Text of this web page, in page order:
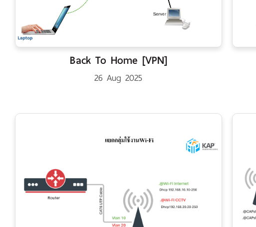
Back To Home [VPN]
26 Aug 2025